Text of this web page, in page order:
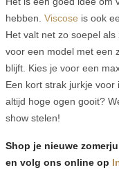
hebben. Viscose is ook
Het valt net zo soepel
voor een model met een
blijft. Kies je voor een
Een kort strak jurkje
altijd hoge ogen gooit?
show stelen!
Shop je nieuwe
en volg ons online op